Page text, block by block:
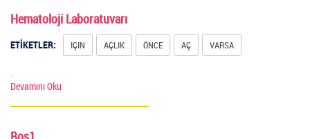
Hematoloji Laboratuvarı
ETİKETLER: IÇIN AÇLIK ÖNCE AÇ VARSA
Devamını Oku